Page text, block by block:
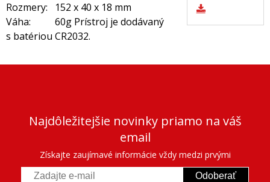
Rozmery: 152 x 40 x 18 mm
Váha: 60g Prístroj je dodávaný
s batériou CR2032.
Najdôležitejšie novinky priamo na váš
email
Získajte zaujímavé informácie vždy medzi prvými
Odoberať